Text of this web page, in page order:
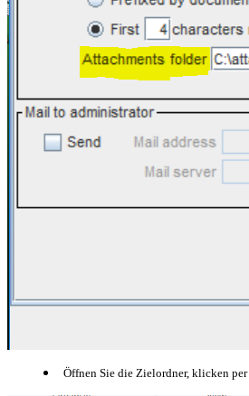
Öffnen Sie die Zielordner, klicken per